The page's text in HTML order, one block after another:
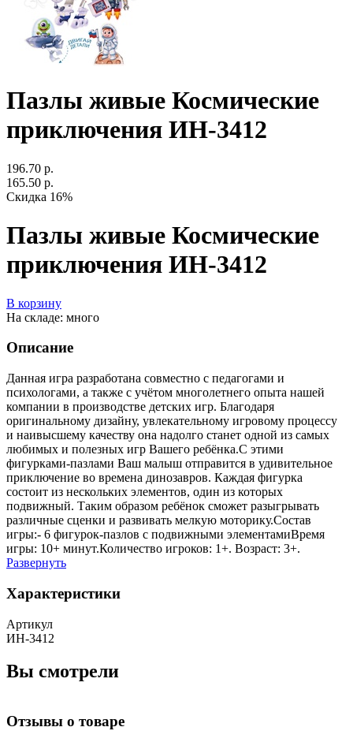
Пазлы живые Космические
приключения ИН-3412
196.70 р.
165.50 р.
Скидка 16%
Пазлы живые Космические
приключения ИН-3412
В корзину
На складе: много
Описание
Данная игра разработана совместно с педагогами и
психологами, а также с учётом многолетнего опыта нашей
компании в производстве детских игр. Благодаря
оригинальному дизайну, увлекательному игровому процессу
и наивысшему качеству она надолго станет одной из самых
любимых и полезных игр Вашего ребёнка.С этими
фигурками-пазлами Ваш малыш отправится в удивительное
приключение во времена динозавров. Каждая фигурка
состоит из нескольких элементов, один из которых
подвижный. Таким образом ребёнок сможет разыгрывать
различные сценки и развивать мелкую моторику.Состав
игры:- 6 фигурок-пазлов с подвижными элементамиВремя
игры: 10+ минут.Количество игроков: 1+. Возраст: 3+.
Развернуть
Характеристики
Артикул
ИН-3412
Вы смотрели
Отзывы о товаре